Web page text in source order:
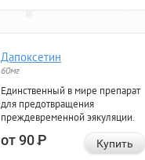
Дапоксетин
60мг
Единственный в мире препарат
для предотвращения
преждевременной эякуляции.
от 90Р Купить